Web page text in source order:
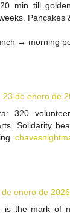
min till
Pancakes
→ morning
23 de enero de
320
Solidarity
de enero de
is the mark of